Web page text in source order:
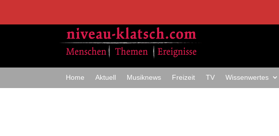
Home Aktuell Musiknews Freizeit TV Wissenwertes